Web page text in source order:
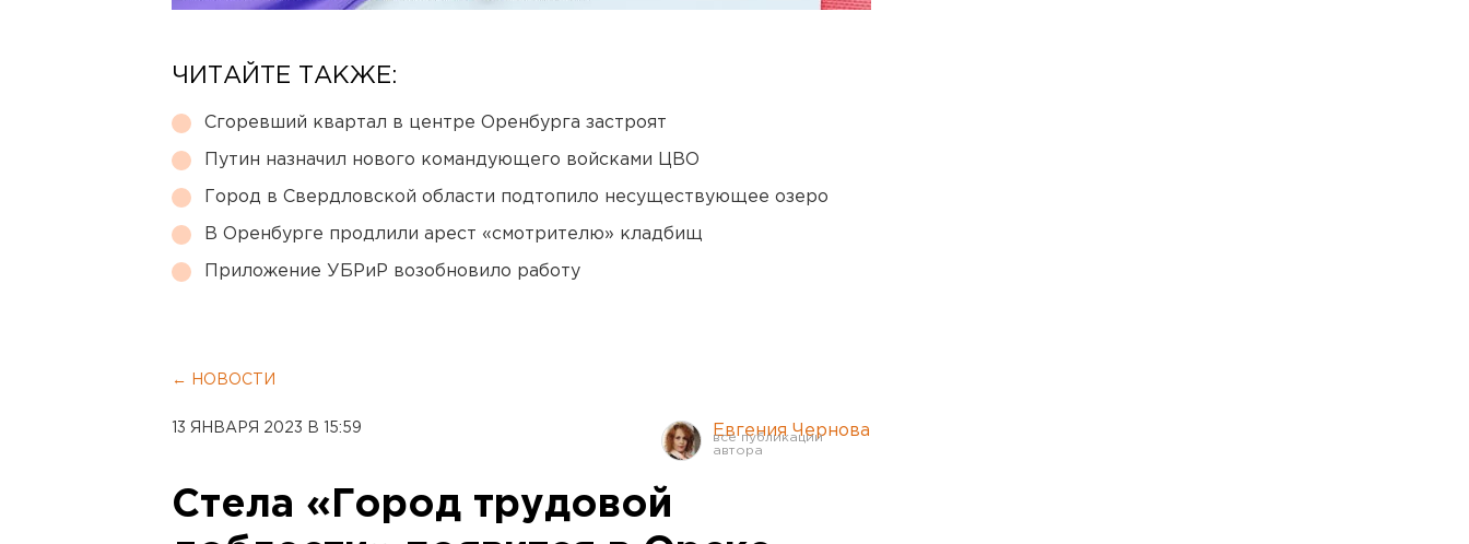
ЧИТАЙТЕ ТАКЖЕ:
Сгоревший квартал в центре Оренбурга застроят
Путин назначил нового командующего войсками ЦВО
Город в Свердловской области подтопило несуществующее озеро
В Оренбурге продлили арест «смотрителю» кладбищ
Приложение УБРиР возобновило работу
← НОВОСТИ
13 ЯНВАРЯ 2023 В 15:59 Евгения Чернова
Стела «Город трудовой